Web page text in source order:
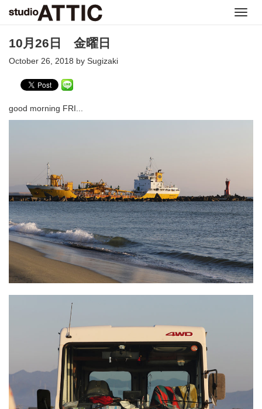
10月26日 金曜日
October 26, 2018 by Sugizaki
good morning FRI...